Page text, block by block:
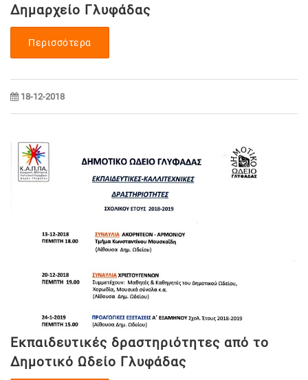
Δημαρχείο Γλυφάδας
Περισσότερα
18-12-2018
Εκπαιδευτικές δραστηριότητες από το
Δημοτικό Ωδείο Γλυφάδας